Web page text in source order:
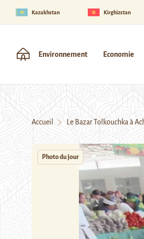
Kazakhstan Kirghizstan
Environnement Economie
Accueil Le Bazar Tolkouchka à
Photo du jour